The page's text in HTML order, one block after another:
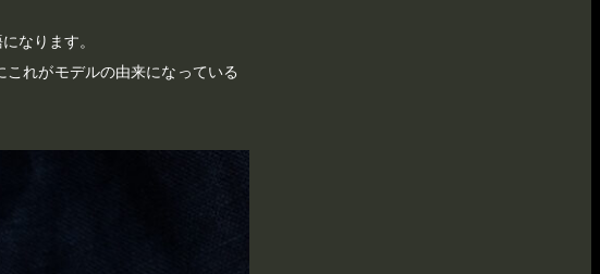
なります。
れがモデルの由来になっている